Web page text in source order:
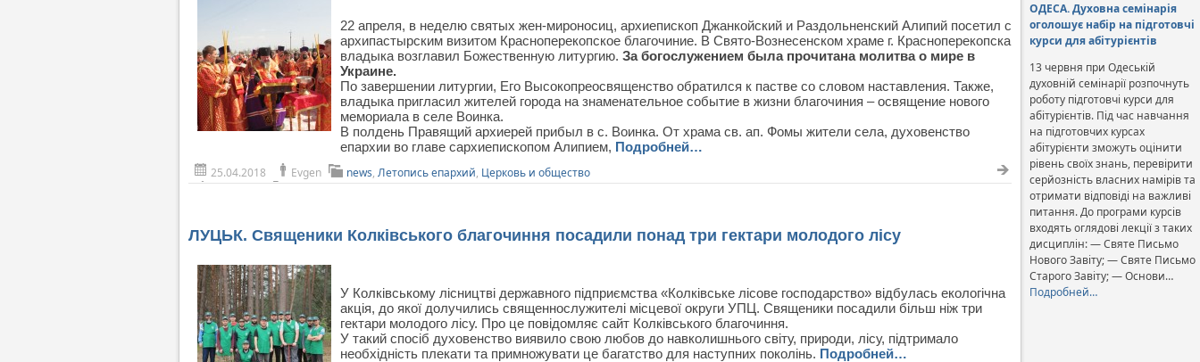
22 апреля, в неделю святых жен-мироносиц, архиепископ Джанкойский и Раздольненский Алипий посетил с
архипастырским визитом Красноперекопское благочиние. В Свято-Вознесенском храме г. Красноперекопска
владыка возглавил Божественную литургию. За богослужением была прочитана молитва о мире в
Украине.
По завершении литургии, Его Высокопреосвященство обратился к пастве со словом наставления. Также,
владыка пригласил жителей города на знаменательное событие в жизни благочиния – освящение нового
мемориала в селе Воинка.
В полдень Правящий архиерей прибыл в с. Воинка. От храма св. ап. Фомы жители села, духовенство
епархии во главе сархиепископом Алипием, Подробней…
25.04.2018
Evgen news, Летопись епархий, Церковь и общество
ЛУЦЬК. Священики Колківського благочиння посадили понад три гектари молодого лісу
У Колківському лісництві державного підприємства «Колківське лісове господарство» відбулась екологічна
акція, до якої долучились священнослужителі місцевої округи УПЦ. Священики посадили більш ніж три
гектари молодого лісу. Про це повідомляє сайт Колківського благочиння.
У такий спосіб духовенство виявило свою любов до навколишнього світу, природи, лісу, підтримало
необхідність плекати та примножувати це багатство для наступних поколінь. Подробней…
ОДЕСА. Духовна семінарія
оголошує набір на підготовчі
курси для абітурієнтів
13 червня при Одеській
духовній семінарії розпочнуть
роботу підготовчі курси для
абітурієнтів. Під час навчання
на підготовчих курсах
абітурієнти зможуть оцінити
рівень своїх знань, перевірити
серйозність власних намірів та
отримати відповіді на важливі
питання. До програми курсів
входять оглядові лекції з таких
дисциплін: — Святе Письмо
Нового Завіту; — Святе Письмо
Старого Завіту; — Основи…
Подробней…